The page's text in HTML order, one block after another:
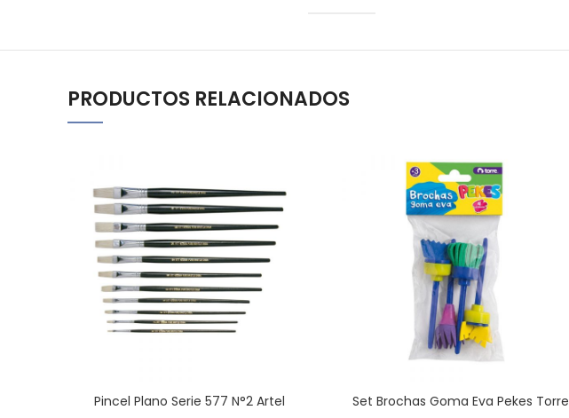
PRODUCTOS RELACIONADOS
Pincel Plano Serie 577 N°2 Artel Set Brochas Goma Eva Pekes Torre